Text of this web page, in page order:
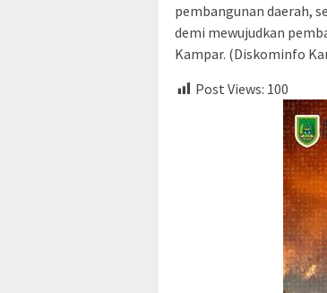
pembangunan daerah,
demi mewujudkan
Kampar. (Diskominfo
Post Views: 100